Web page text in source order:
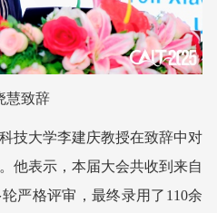
慧致辞
技大学李建庆教授在致辞中对
他表示，本届大会共收到来自
严格评审，最终录用了110余